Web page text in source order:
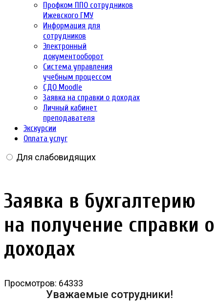
Профком ППО сотрудников
Ижевского ГМУ
Информация для
сотрудников
Электронный
документооборот
Система управления
учебным процессом
СДО Moodle
Заявка на справки о доходах
Личный кабинет
преподавателя
Экскурсии
Оплата услуг
Для слабовидящих
Заявка в бухгалтерию
на получение справки о
доходах
Просмотров: 64333
Уважаемые сотрудники!